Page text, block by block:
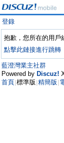
登錄
抱歉，您所在的用戶
點擊此鏈接進行跳轉
藍澄灣業主社群
Powered by Discuz!
首頁 標準版 精簡版